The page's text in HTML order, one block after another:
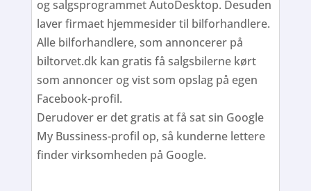
og salgsprogrammet AutoDesktop. Desuden
laver firmaet hjemmesider til bilforhandlere.
Alle bilforhandlere, som annoncerer på
biltorvet.dk kan gratis få salgsbilerne kørt
som annoncer og vist som opslag på egen
Facebook-profil.
Derudover er det gratis at få sat sin Google
My Bussiness-profil op, så kunderne lettere
finder virksomheden på Google.